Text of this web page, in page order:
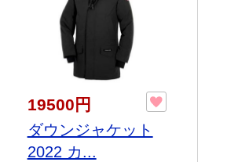
19500円
ダウンジャケット
2022 カ...